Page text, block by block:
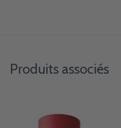
Produits associés